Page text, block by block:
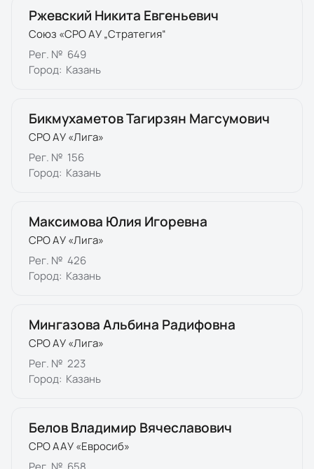
Ржевский Никита Евгеньевич
Союз «СРО АУ „Стратегия“
Рег. № 649
Город: Казань
Бикмухаметов Тагирзян Магсумович
СРО АУ «Лига»
Рег. № 156
Город: Казань
Максимова Юлия Игоревна
СРО АУ «Лига»
Рег. № 426
Город: Казань
Мингазова Альбина Радифовна
СРО АУ «Лига»
Рег. № 223
Город: Казань
Белов Владимир Вячеславович
СРО ААУ «Евросиб»